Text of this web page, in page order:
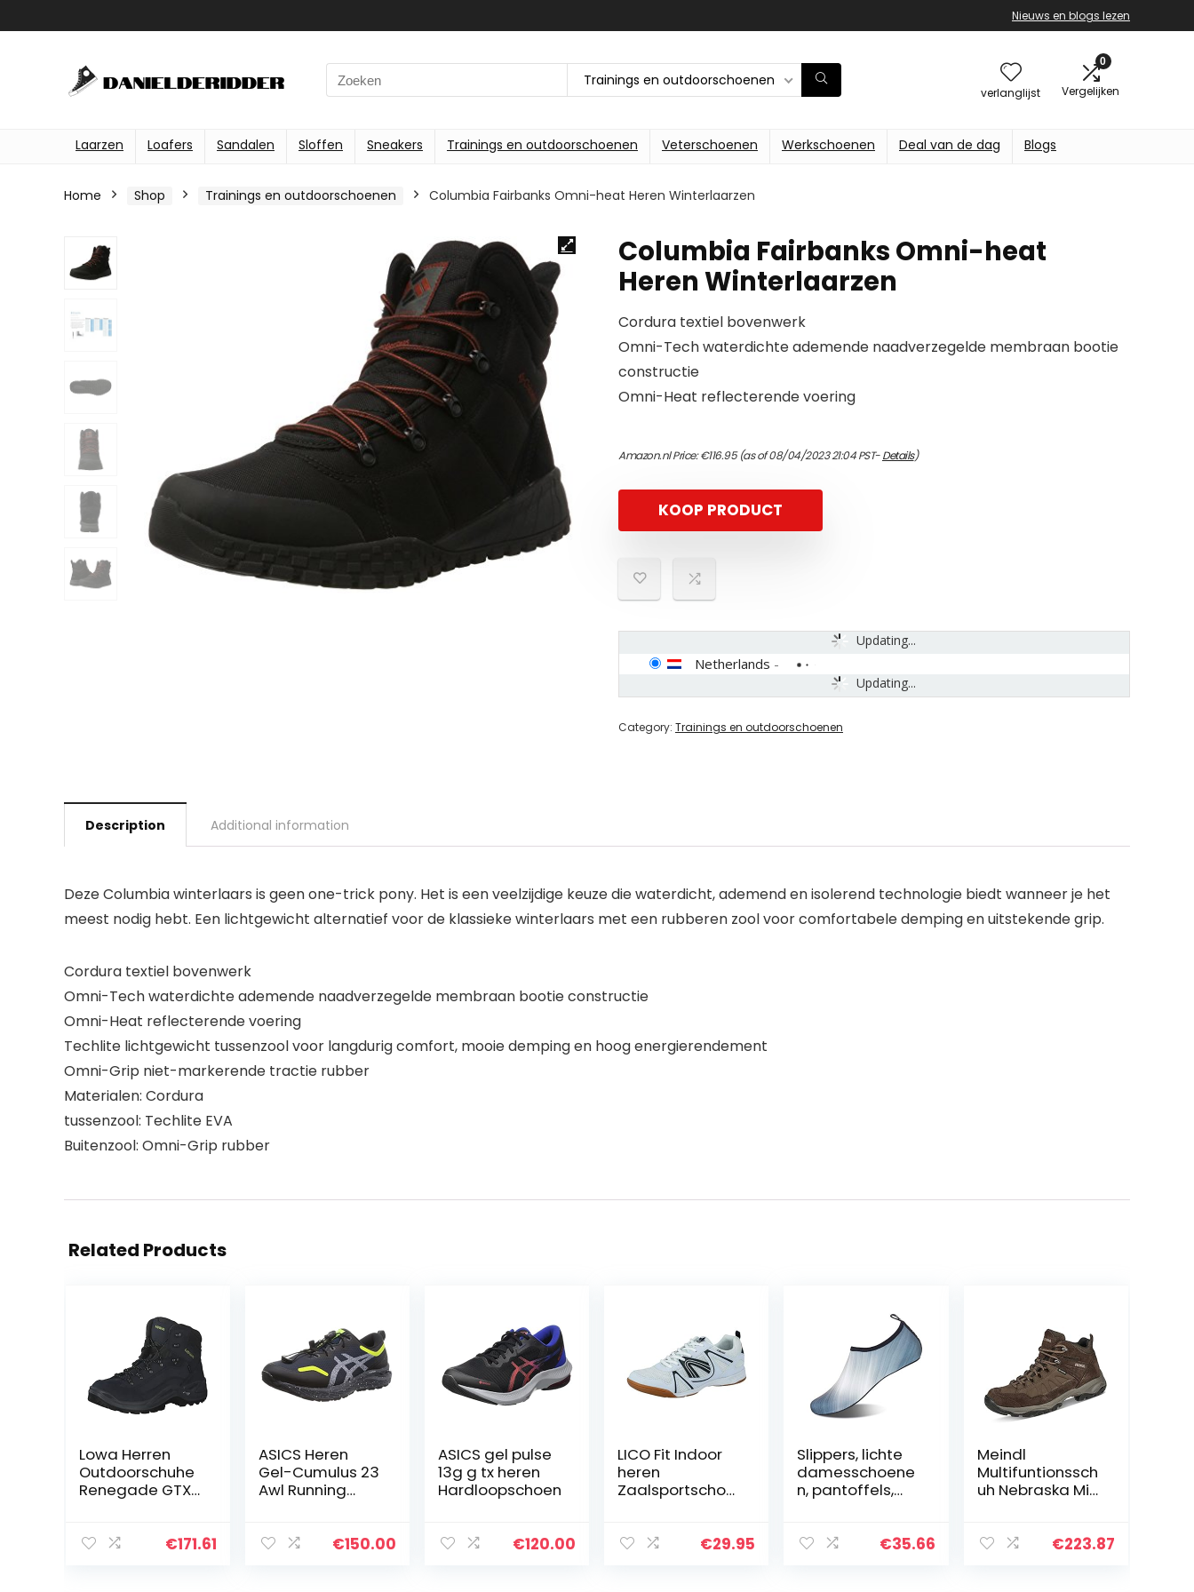
Nieuws en blogs lezen
Search
for:
Trainings en outdoorschoenen
verlanglijst
0
Vergelijken
Laarzen Loafers Sandalen Sloffen Sneakers Trainings en outdoorschoenen Veterschoenen Werkschoenen Deal van de dag Blogs
Home Shop Trainings en outdoorschoenen Columbia Fairbanks Omni-heat Heren Winterlaarzen
Columbia Fairbanks Omni-heat
Heren Winterlaarzen
Cordura textiel bovenwerk
Omni-Tech waterdichte ademende naadverzegelde membraan bootie
constructie
Omni-Heat reflecterende voering
Amazon.nl Price:€116.95(as of 08/04/2023 21:04 PST-Details)
KOOP PRODUCT
Updating...
Updating...
Netherlands -
Category: Trainings en outdoorschoenen
Description Additional information
Deze Columbia winterlaars is geen one-trick pony. Het is een veelzijdige keuze die waterdicht, ademend en isolerend technologie biedt wanneer je het
meest nodig hebt. Een lichtgewicht alternatief voor de klassieke winterlaars met een rubberen zool voor comfortabele demping en uitstekende grip.
Cordura textiel bovenwerk
Omni-Tech waterdichte ademende naadverzegelde membraan bootie constructie
Omni-Heat reflecterende voering
Techlite lichtgewicht tussenzool voor langdurig comfort, mooie demping en hoog energierendement
Omni-Grip niet-markerende tractie rubber
Materialen: Cordura
tussenzool: Techlite EVA
Buitenzool: Omni-Grip rubber
Related Products
Lowa Herren
Outdoorschuhe
Renegade GTX
€171.61
ASICS Heren
Gel-Cumulus 23
Awl Running
€150.00
ASICS gel pulse
13g g tx heren
Hardloopschoen
€120.00
LICO Fit Indoor
heren
Zaalsportschoe
€29.95
Slippers, lichte
damesschoene
n, pantoffels,
badschoenen,
€35.66
Meindl
Multifuntionssch
uh Nebraska Mid
wandellaarzen
€223.87